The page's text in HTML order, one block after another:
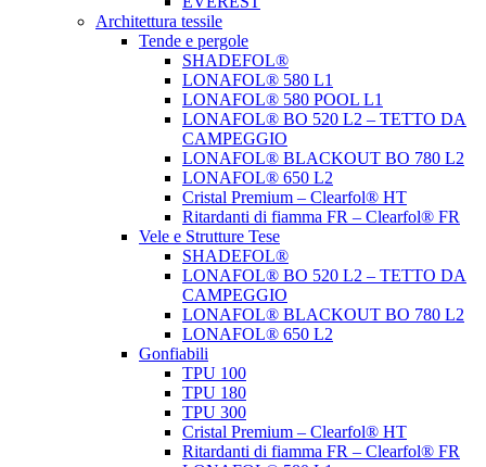
Architettura tessile
Tende e pergole
SHADEFOL®
LONAFOL® 580 L1
LONAFOL® 580 POOL L1
LONAFOL® BO 520 L2 – TETTO DA
CAMPEGGIO
LONAFOL® BLACKOUT BO 780 L2
LONAFOL® 650 L2
Cristal Premium – Clearfol® HT
Ritardanti di fiamma FR – Clearfol® FR
Vele e Strutture Tese
SHADEFOL®
LONAFOL® BO 520 L2 – TETTO DA
CAMPEGGIO
LONAFOL® BLACKOUT BO 780 L2
LONAFOL® 650 L2
Gonfiabili
TPU 100
TPU 180
TPU 300
Cristal Premium – Clearfol® HT
Ritardanti di fiamma FR – Clearfol® FR